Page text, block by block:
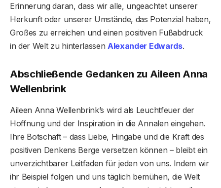
Erinnerung daran, dass wir alle, ungeachtet unserer
Herkunft oder unserer Umstände, das Potenzial haben,
Großes zu erreichen und einen positiven Fußabdruck
in der Welt zu hinterlassen Alexander Edwards.
Abschließende Gedanken zu Aileen Anna
Wellenbrink
Aileen Anna Wellenbrink’s wird als Leuchtfeuer der
Hoffnung und der Inspiration in die Annalen eingehen.
Ihre Botschaft – dass Liebe, Hingabe und die Kraft des
positiven Denkens Berge versetzen können – bleibt ein
unverzichtbarer Leitfaden für jeden von uns. Indem wir
ihr Beispiel folgen und uns täglich bemühen, die Welt